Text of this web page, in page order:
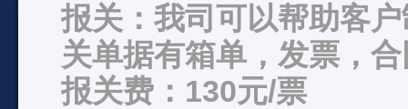
报关：我司可以帮助客
关单据有箱单，发票，
报关费：130元/票